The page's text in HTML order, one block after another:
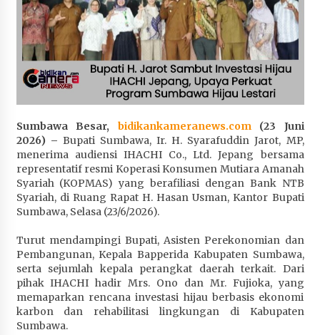
Penurunan Stunting di Sumbawa
1 bulan ago
Wabup Ansori Apresiasi Rekomendasi dan
Pandangan Fraksi – Fraksi DPRD Sumbawa
1 bulan ago
Cabor yang Akan Berjuang pada PORPROV XII
NTB 2026
1 bulan ago
BAZNAS Kabupaten Sumbawa Salurkan Bantuan
Program 100 Mustahik Per Desa di Desa Teluk
1 bulan ago
Dosen UTS Siap Kembangkan Inovasi Lewat
Pelatihan PDPP 2026 Bali
1 bulan ago
Terapkan “Polantas Menyapa”, Satlantas Polres
Sumbawa Besar, bidikankameranews.com(23 Juni
2026) – Bupati Sumbawa, Ir. H. Syarafuddin Jarot, MP,
menerima audiensi IHACHI Co., Ltd. Jepang bersama
representatif resmi Koperasi Konsumen Mutiara Amanah
Syariah (KOPMAS) yang berafiliasi dengan Bank NTB
Syariah, di Ruang Rapat H. Hasan Usman, Kantor Bupati
Sumbawa, Selasa (23/6/2026).
Turut mendampingi Bupati, Asisten Perekonomian dan
Pembangunan, Kepala Bapperida Kabupaten Sumbawa,
serta sejumlah kepala perangkat daerah terkait. Dari
pihak IHACHI hadir Mrs. Ono dan Mr. Fujioka, yang
memaparkan rencana investasi hijau berbasis ekonomi
karbon dan rehabilitasi lingkungan di Kabupaten
Sumbawa.